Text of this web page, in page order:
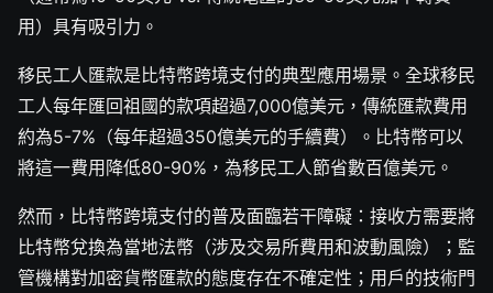
用）具有吸引力。
移民工人匯款是比特幣跨境支付的典型應用場景。全球移民
工人每年匯回祖國的款項超過7,000億美元，傳統匯款費用
約為5-7%（每年超過350億美元的手續費）。比特幣可以
將這一費用降低80-90%，為移民工人節省數百億美元。
然而，比特幣跨境支付的普及面臨若干障礙：接收方需要將
比特幣兌換為當地法幣（涉及交易所費用和波動風險）；監
管機構對加密貨幣匯款的態度存在不確定性；用戶的技術門